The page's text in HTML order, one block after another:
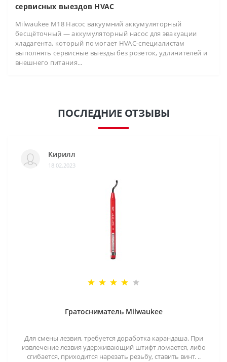
сервисных выездов HVAC
Milwaukee M18 Насос вакуумний аккумуляторный
бесщёточный — аккумуляторный насос для эвакуации
хладагента, который помогает HVAC-специалистам
выполнять сервисные выезды без розеток, удлинителей и
внешнего питания...
ПОСЛЕДНИЕ ОТЗЫВЫ
Кирилл
18.02.2023
Гратосниматель Milwaukee
Для смены лезвия, требуется доработка карандаша. При
извлечение лезвия удерживающий штифт ломается, либо
сгибается, приходится нарезать резьбу, ставить винт. ..